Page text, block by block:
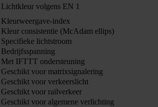
Lichtkleur volgens EN 1
Kleurweergave-index
Kleur consistentie (McAdam ellips)
Specifieke lichtstroom
Bedrijfsspanning
Met IFTTT ondersteuning
Geschikt voor matrixsignalering
Geschikt voor verkeerslicht
Geschikt voor railverkeer
Geschikt voor algemene verlichting